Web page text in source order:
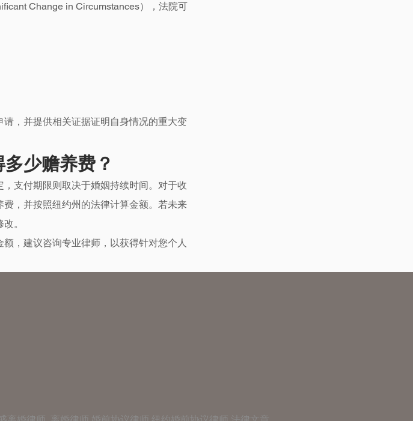
Change in Circumstances），法院可
，并提供相关证据证明自身情况的重大变
少赡养费？
支付期限则取决于婚姻持续时间。对于收
，并按照纽约州的法律计算金额。若未来
。
，建议咨询专业律师，以获得针对您个人